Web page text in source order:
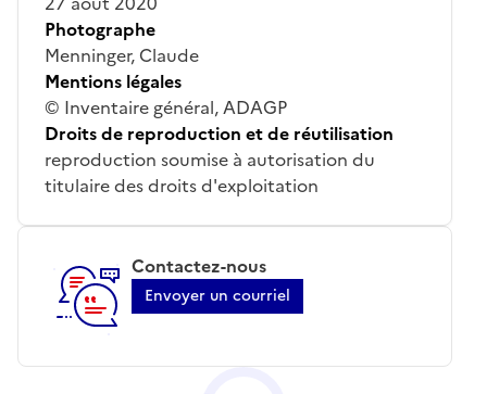
Photographe
Menninger, Claude
Mentions légales
© Inventaire général, ADAGP
Droits de reproduction et de réutilisation
reproduction soumise à autorisation du
titulaire des droits d'exploitation
Contactez-nous
Envoyer un courriel